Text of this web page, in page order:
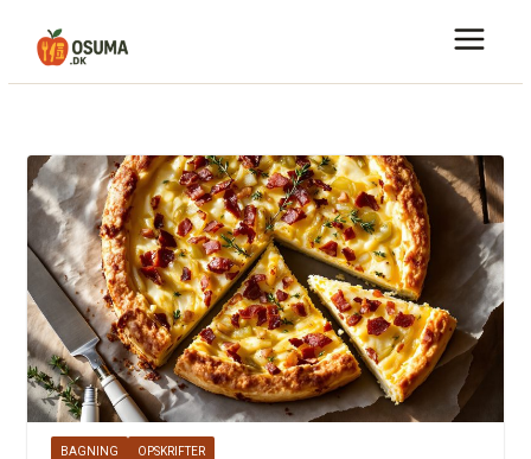
BAGNING OPSKRIFTER